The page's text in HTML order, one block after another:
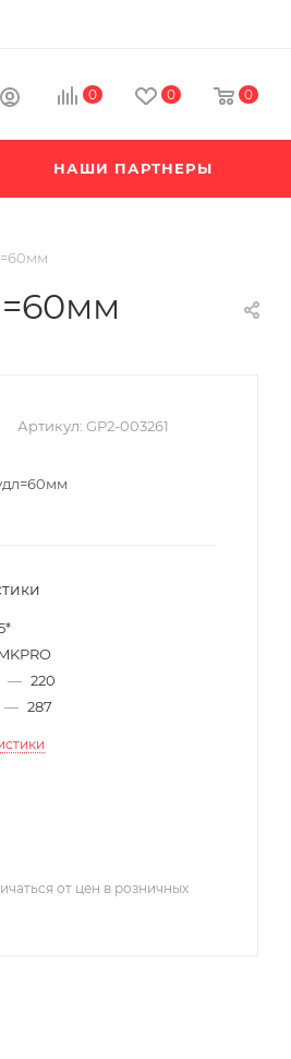
0 0 0
НАШИ ПАРТНЕРЫ
Артикул: GP2-003261
— 220
— 287
от цен в розничных